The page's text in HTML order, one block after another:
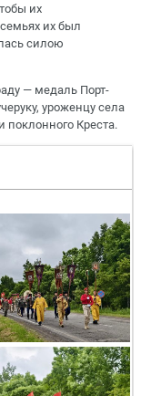
их
их был
силою
— медаль Порт-
уроженцу села
поклонного Креста.